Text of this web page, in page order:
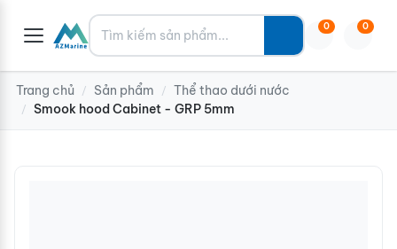
Tìm kiếm 0 0
Trang chủ / Sản phẩm / Thể thao dưới nước
/ Smook hood Cabinet - GRP 5mm